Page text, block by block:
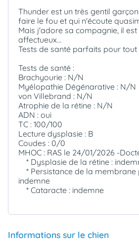
Thunder est un très gentil
faire le fou et qui n'écoute
Mais j'adore sa compagnie, il
affectueux...
Tests de santé parfaits pour tout :
Tests de santé :
Brachyourie : N/N
Myélopathie Dégénarative : N/N
von Villebrand : N/N
Atrophie de la rétine : N/N
ADN : oui
TC : 100/100
Lecture dysplasie : B
Coudes : 0/0
MHOC : RAS le 24/01/2026 -
* Dysplasie de la rétine :
* Persistance de la membrane
indemne
* Cataracte : indemne
Informations sur le chien